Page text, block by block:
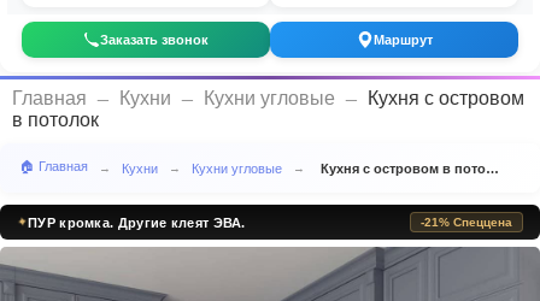
Заказать звонок Маршрут
Главная Кухни Кухни угловые
Кухня с островом
в потолок
🏠 Главная → Кухни → Кухни угловые → Кухня с островом в потолок
✦ПУР кромка. Другие клеят ЭВА. -21% Спеццена